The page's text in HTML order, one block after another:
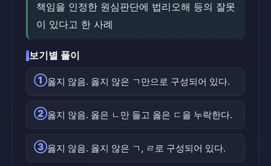
책임을 인정한 원심판단에 법리오해 등의 잘못
이 있다고 한 사례
보기별 풀이
①옳지 않음. 옳지 않은 ㄱ만으로 구성되어 있다.
②옳지 않음. 옳은 ㄴ만 들고 옳은 ㄷ을 누락한다.
③옳지 않음. 옳지 않은 ㄱ, ㄹ로 구성되어 있다.